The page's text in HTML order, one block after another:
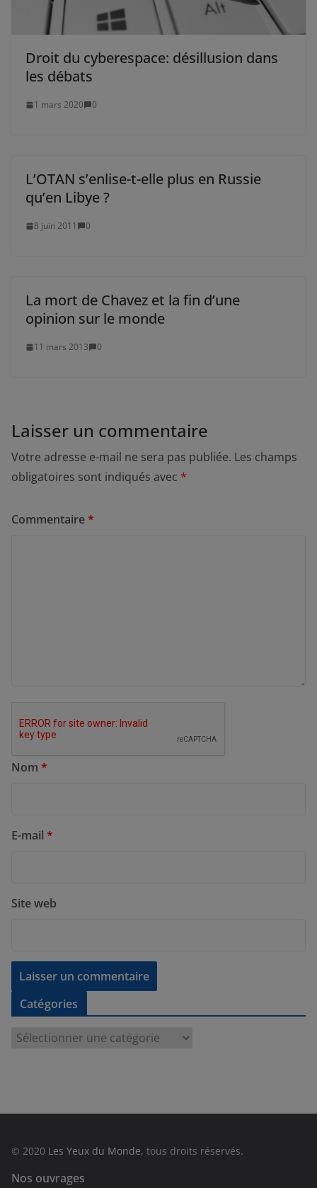
Droit du cyberespace: désillusion dans
les débats
1 mars 2020 0
L’OTAN s’enlise-t-elle plus en Russie
qu’en Libye ?
8 juin 2011 0
La mort de Chavez et la fin d’une
opinion sur le monde
11 mars 2013 0
Laisser un commentaire
Votre adresse e-mail ne sera pas publiée. Les champs
obligatoires sont indiqués avec *
Commentaire*
Nom *
E-mail *
Site web
Catégories
e
© 2020 Les Yeux du Monde, tous droits réservés.
Nos ouvrages